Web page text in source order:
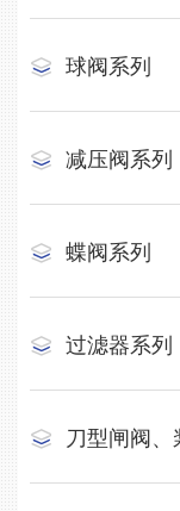
球阀系列
减压阀系列
蝶阀系列
过滤器系列
刀型闸阀、